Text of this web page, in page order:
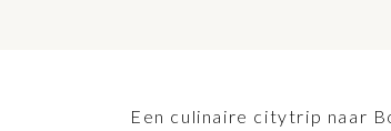
Een culinaire citytrip naar